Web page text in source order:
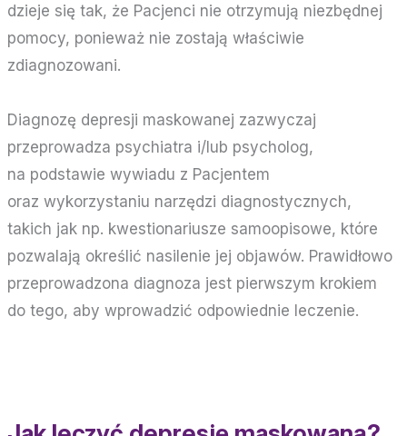
dzieje się tak, że Pacjenci nie otrzymują niezbędnej
pomocy, ponieważ nie zostają właściwie
zdiagnozowani.
Diagnozę depresji maskowanej zazwyczaj
przeprowadza psychiatra i/lub psycholog,
na podstawie wywiadu z Pacjentem
oraz wykorzystaniu narzędzi diagnostycznych,
takich jak np. kwestionariusze samoopisowe, które
pozwalają określić nasilenie jej objawów. Prawidłowo
przeprowadzona diagnoza jest pierwszym krokiem
do tego, aby wprowadzić odpowiednie leczenie.